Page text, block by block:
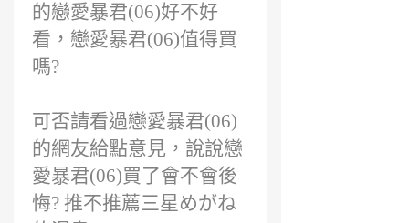
的戀愛暴君(06)好不好
看，戀愛暴君(06)值得買
嗎?
可否請看過戀愛暴君(06)
的網友給點意見，說說戀
愛暴君(06)買了會不會後
悔? 推不推薦三星めがね